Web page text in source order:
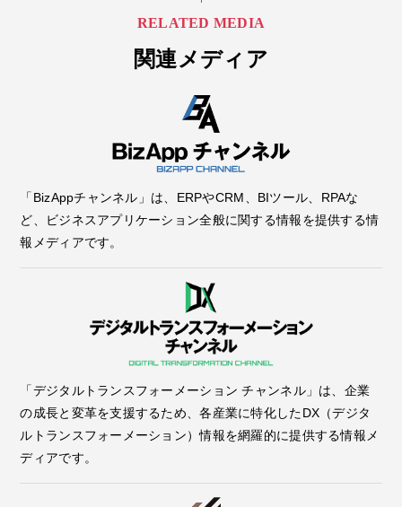
RELATED MEDIA
関連メディア
「BizAppチャンネル」は、ERPやCRM、BIツール、RPAな
ど、ビジネスアプリケーション全般に関する情報を提供する情
報メディアです。
「デジタルトランスフォーメーション チャンネル」は、企業
の成長と変革を支援するため、各産業に特化したDX（デジタ
ルトランスフォーメーション）情報を網羅的に提供する情報メ
ディアです。